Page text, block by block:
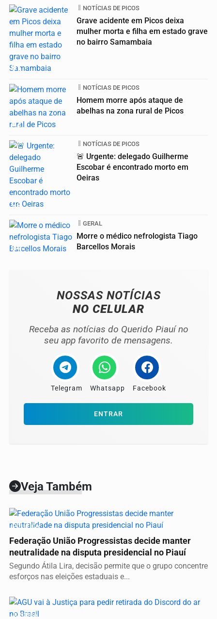
01
NOTÍCIAS DE PICOS
Grave acidente em Picos deixa
mulher morta e filha em estado grave
no bairro Samambaia
02
NOTÍCIAS DE PICOS
Homem morre após ataque de
abelhas na zona rural de Picos
03
NOTÍCIAS DE PICOS
🚨 Urgente: delegado Guilherme
Escobar é encontrado morto em
Oeiras
04
GERAL
Morre o médico nefrologista Tiago
Barcellos Morais
NOSSAS NOTÍCIAS
NO CELULAR
Receba as notícias do Querido Piauí no
seu app favorito de mensagens.
Telegram Whatsapp Facebook
ENTRAR
Veja Também
POLÍTICA
Federação União Progressistas decide manter
neutralidade na disputa presidencial no Piauí
Segundo Átila Lira, decisão permite que o grupo concentre
esforços nas eleições estaduais e...
JUSTIÇA